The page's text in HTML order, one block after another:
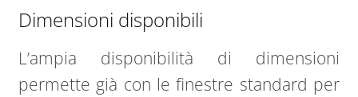
Dimensioni disponibili
L’ampia disponibilità di dimensioni
permette già con le finestre standard per